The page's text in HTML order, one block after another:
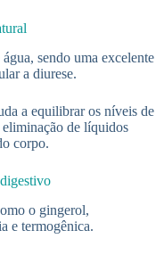
sendo uma excelente
a diurese.
a equilibrar os níveis de
de líquidos
corpo.
o gingerol,
e termogênica.